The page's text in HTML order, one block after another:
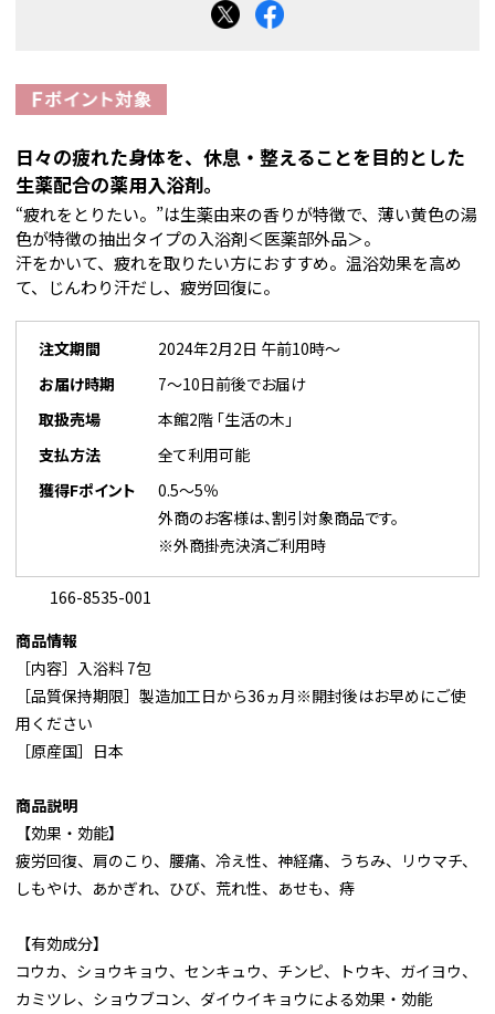
日々の疲れた身体を、休息・整えることを目的とした
生薬配合の薬用入浴剤。
“疲れをとりたい。”は生薬由来の香りが特徴で、薄い黄色の湯
色が特徴の抽出タイプの入浴剤＜医薬部外品＞。
汗をかいて、疲れを取りたい方におすすめ。温浴効果を高め
て、じんわり汗だし、疲労回復に。
注文期間
2024年2月2日 午前10時～
お届け時期
7～10日前後でお届け
取扱売場
本館2階 「生活の木」
支払方法
全て利用可能
獲得Fポイント
0.5～5％
外商のお客様は、割引対象商品です。
※外商掛売決済ご利用時
166-8535-001
商品情報
［内容］入浴料 7包
［品質保持期限］製造加工日から36ヵ月※開封後はお早めにご使
用ください
［原産国］日本
商品説明
【効果・効能】
疲労回復、肩のこり、腰痛、冷え性、神経痛、うちみ、リウマチ、
しもやけ、あかぎれ、ひび、荒れ性、あせも、痔
【有効成分】
コウカ、ショウキョウ、センキュウ、チンピ、トウキ、ガイヨウ、
カミツレ、ショウブコン、ダイウイキョウによる効果・効能